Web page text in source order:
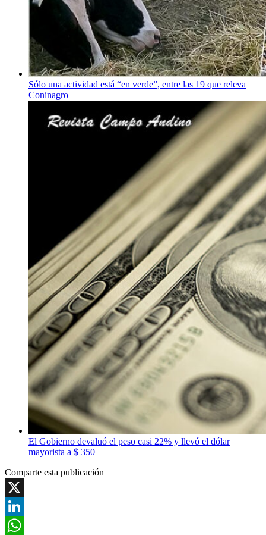
Sólo una actividad está “en verde”, entre las 19 que releva
Coninagro
El Gobierno devaluó el peso casi 22% y llevó el dólar
mayorista a $ 350
Comparte esta publicación |
X
LinkedIn